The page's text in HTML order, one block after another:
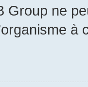
Group ne